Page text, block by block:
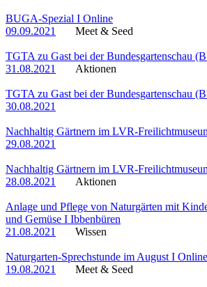
BUGA-Spezial I Online
09.09.2021
Meet & Seed
TGTA zu Gast bei der Bundesgartenschau
31.08.2021
Aktionen
TGTA zu Gast bei der Bundesgartenschau
30.08.2021
Nachhaltig Gärtnern im LVR-
29.08.2021
Nachhaltig Gärtnern im LVR-
28.08.2021
Aktionen
Anlage und Pflege von Naturgärten mit
und Gemüse I Ibbenbüren
21.08.2021
Wissen
Naturgarten-Sprechstunde im August I Online
19.08.2021
Meet & Seed